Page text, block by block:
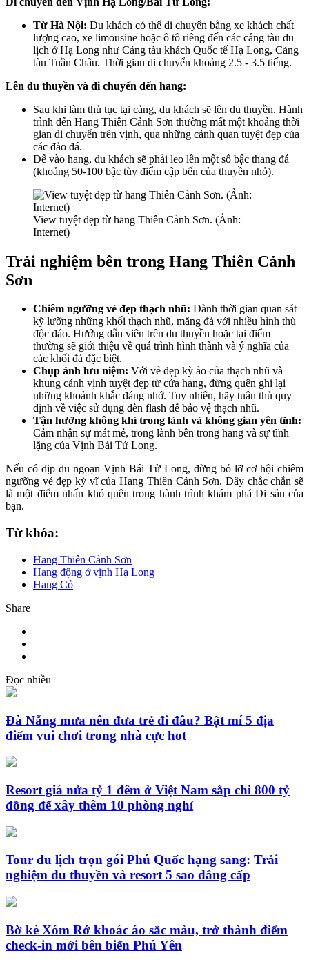
Từ Hà Nội: Du khách có thể di chuyển bằng xe khách chất
lượng cao, xe limousine hoặc ô tô riêng đến các cảng tàu du
lịch ở Hạ Long như Cảng tàu khách Quốc tế Hạ Long, Cảng
tàu Tuần Châu. Thời gian di chuyển khoảng 2.5 - 3.5 tiếng.
Lên du thuyền và di chuyển đến hang:
Sau khi làm thủ tục tại cảng, du khách sẽ lên du thuyền. Hành
trình đến Hang Thiên Cảnh Sơn thường mất một khoảng thời
gian di chuyển trên vịnh, qua những cảnh quan tuyệt đẹp của
các đảo đá.
Để vào hang, du khách sẽ phải leo lên một số bậc thang đá
(khoảng 50-100 bậc tùy điểm cập bến của thuyền nhỏ).
View tuyệt đẹp từ hang Thiên Cảnh Sơn. (Ảnh:
Internet)
Trải nghiệm bên trong Hang Thiên Cảnh
Sơn
Chiêm ngưỡng vẻ đẹp thạch nhũ: Dành thời gian quan sát
kỹ lưỡng những khối thạch nhũ, măng đá với nhiều hình thù
độc đáo. Hướng dẫn viên trên du thuyền hoặc tại điểm
thường sẽ giới thiệu về quá trình hình thành và ý nghĩa của
các khối đá đặc biệt.
Chụp ảnh lưu niệm: Với vẻ đẹp kỳ ảo của thạch nhũ và
khung cảnh vịnh tuyệt đẹp từ cửa hang, đừng quên ghi lại
những khoảnh khắc đáng nhớ. Tuy nhiên, hãy tuân thủ quy
định về việc sử dụng đèn flash để bảo vệ thạch nhũ.
Tận hưởng không khí trong lành và không gian yên tĩnh:
Cảm nhận sự mát mẻ, trong lành bên trong hang và sự tĩnh
lặng của Vịnh Bái Tử Long.
Nếu có dịp du ngoạn Vịnh Bái Tử Long, đừng bỏ lỡ cơ hội chiêm
ngưỡng vẻ đẹp kỳ vĩ của Hang Thiên Cảnh Sơn. Đây chắc chắn sẽ
là một điểm nhấn khó quên trong hành trình khám phá Di sản của
bạn.
Từ khóa:
Hang Thiên Cảnh Sơn
Hang động ở vịnh Hạ Long
Hang Cỏ
Share
Đọc nhiều
Đà Nẵng mưa nên đưa trẻ đi đâu? Bật mí 5 địa
điểm vui chơi trong nhà cực hot
Resort giá nửa tỷ 1 đêm ở Việt Nam sắp chi 800 tỷ
đồng để xây thêm 10 phòng nghỉ
Tour du lịch trọn gói Phú Quốc hạng sang: Trải
nghiệm du thuyền và resort 5 sao đẳng cấp
Bờ kè Xóm Rớ khoác áo sắc màu, trở thành điểm
check-in mới bên biển Phú Yên